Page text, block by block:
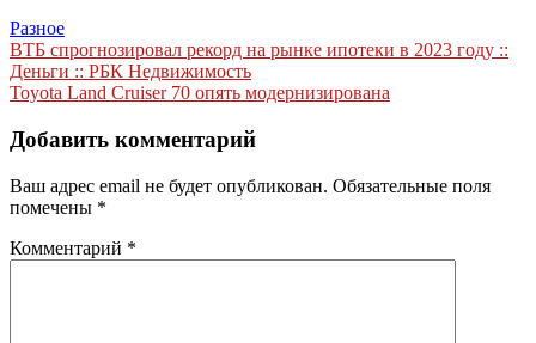
Разное
Навигация
по
ВТБ спрогнозировал рекорд на рынке ипотеки в 2023 году ::
Деньги :: РБК Недвижимость
Toyota Land Cruiser 70 опять модернизирована
Добавить комментарий
Ваш адрес email не будет опубликован. Обязательные поля
помечены *
Комментарий *